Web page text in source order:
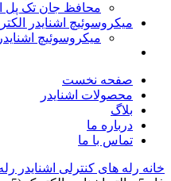
محافظ جان تک پل
میکروسوئیچ اشنایدر
میکروسوئیچ اشنایدر
صفحه نخست
محصولات اشنایدر
بلاگ
درباره ما
تماس با ما
خانه رله های کنترلی اشنایدر